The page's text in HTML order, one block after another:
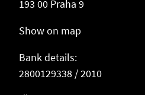
193 00 Praha 9
Show on map
Bank details:
2800129338 / 2010